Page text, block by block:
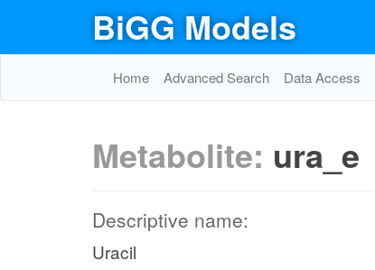
BiGG Models
Home Advanced Search Data Access
Metabolite: ura_e
Descriptive name:
Uracil